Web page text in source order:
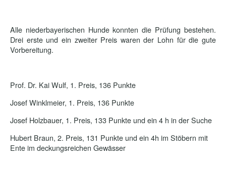
Alle niederbayerischen Hunde konnten die Prüfung bestehen.
Drei erste und ein zweiter Preis waren der Lohn für die gute
Vorbereitung.
Prof. Dr. Kai Wulf, 1. Preis, 136 Punkte
Josef Winklmeier, 1. Preis, 136 Punkte
Josef Holzbauer, 1. Preis, 133 Punkte und ein 4 h in der Suche
Hubert Braun, 2. Preis, 131 Punkte und ein 4h im Stöbern mit
Ente im deckungsreichen Gewässer